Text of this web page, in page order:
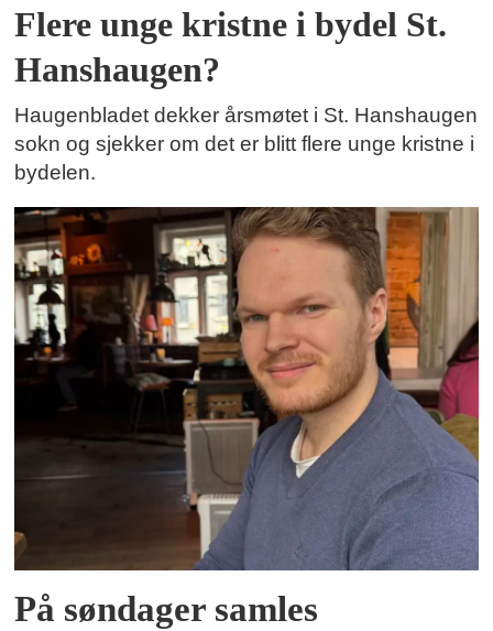
Flere unge kristne i bydel St.
Hanshaugen?
Haugenbladet dekker årsmøtet i St. Hanshaugen
sokn og sjekker om det er blitt flere unge kristne i
bydelen.
På søndager samles